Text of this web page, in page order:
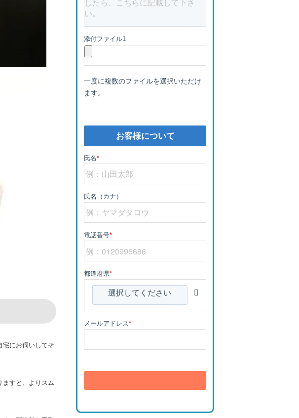
宅にお伺いしてそ
ますと、よりスム
添付ファイル1
一度に複数のファイルを選択いただけ
ます。
お客様について
氏名*
氏名（カナ）
電話番号*
都道府県*
選択してください
メールアドレス*